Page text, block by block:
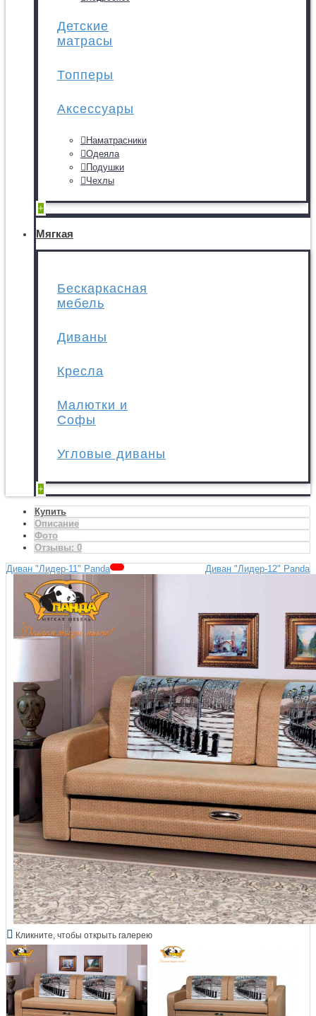
Детские
матрасы
Топперы
Аксессуары
Наматрасники
Одеяла
Подушки
Чехлы
+
Мягкая
Бескаркасная
мебель
Диваны
Кресла
Малютки и
Софы
Угловые диваны
+
Купить
Описание
Фото
Отзывы: 0
Диван "Лидер-11" Panda
Диван "Лидер-12" Panda
Кликните, чтобы открыть галерею